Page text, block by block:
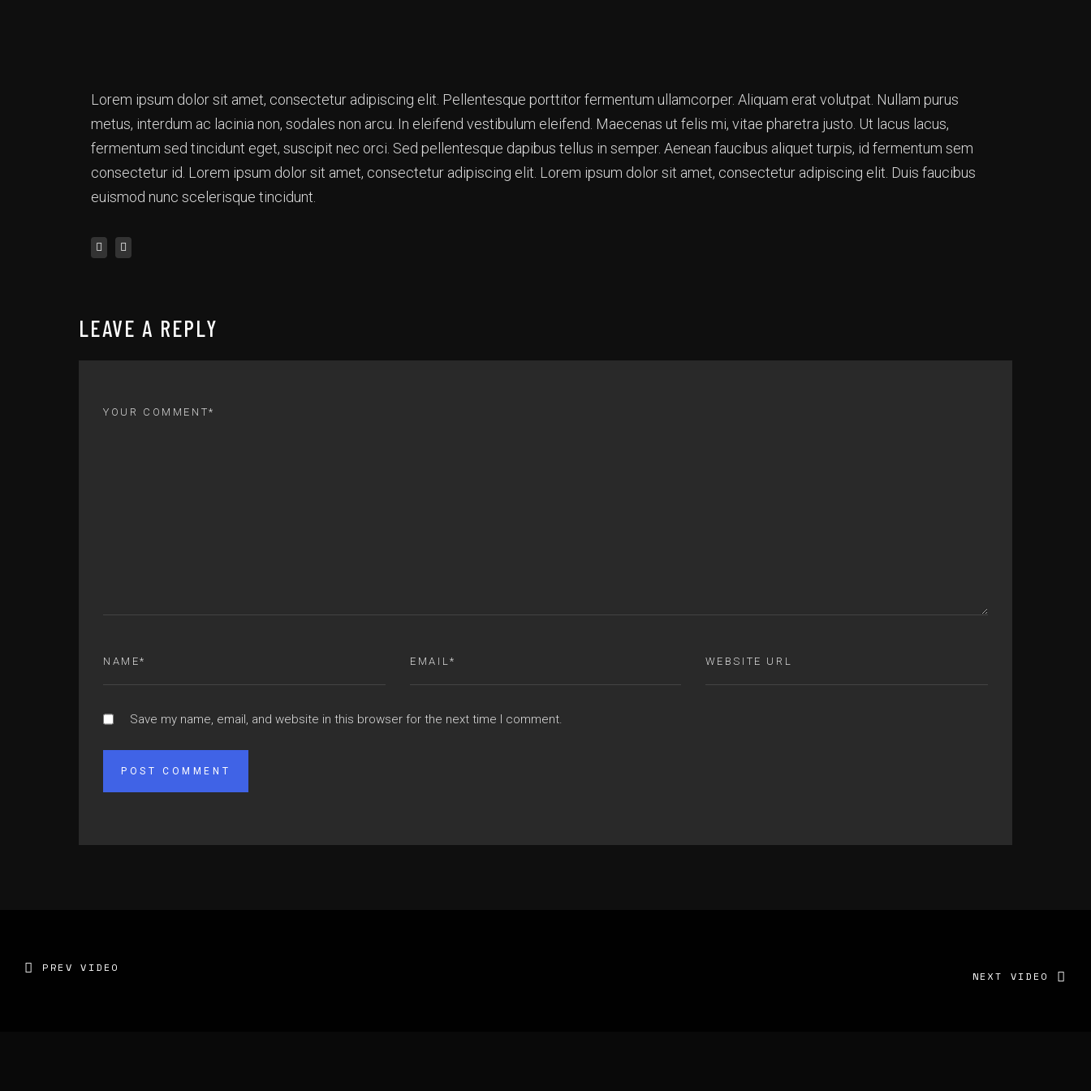
Lorem ipsum dolor sit amet, consectetur adipiscing elit. Pellentesque porttitor fermentum ullamcorper. Aliquam erat volutpat. Nullam purus
metus, interdum ac lacinia non, sodales non arcu. In eleifend vestibulum eleifend. Maecenas ut felis mi, vitae pharetra justo. Ut lacus lacus,
fermentum sed tincidunt eget, suscipit nec orci. Sed pellentesque dapibus tellus in semper. Aenean faucibus aliquet turpis, id fermentum sem
consectetur id. Lorem ipsum dolor sit amet, consectetur adipiscing elit. Lorem ipsum dolor sit amet, consectetur adipiscing elit. Duis faucibus
euismod nunc scelerisque tincidunt.
LEAVE A REPLY
Save my name, email, and website in this browser for the next time I comment.
PREV VIDEO
NEXT VIDEO